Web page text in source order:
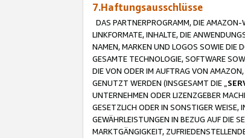
7.Haftungsausschlüsse
DAS PARTNERPROGRAMM, DIE
LINKFORMATE, INHALTE, DIE
NAMEN, MARKEN UND LOGOS SOWIE DIE
GESAMTE TECHNOLOGIE, SOFTWARE
DIE VON ODER IM AUFTRAG VON
GENUTZT WERDEN (INSGESAMT DIE „
UNTERNEHMEN ODER LIZENZGEBER
GESETZLICH ODER IN SONSTIGER WEISE,
GEWÄHRLEISTUNGEN IN BEZUG AUF DIE
MARKTGÄNGIGKEIT,